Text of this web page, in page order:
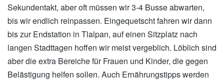
Sekundentakt, aber oft müssen wir 3-4 Busse abwarten,
bis wir endlich reinpassen. Eingequetscht fahren wir dann
bis zur Endstation in Tlalpan, auf einen Sitzplatz nach
langen Stadttagen hoffen wir meist vergeblich. Löblich sind
aber die extra Bereiche für Frauen und Kinder, die gegen
Belästigung helfen sollen. Auch Ernährungstipps werden